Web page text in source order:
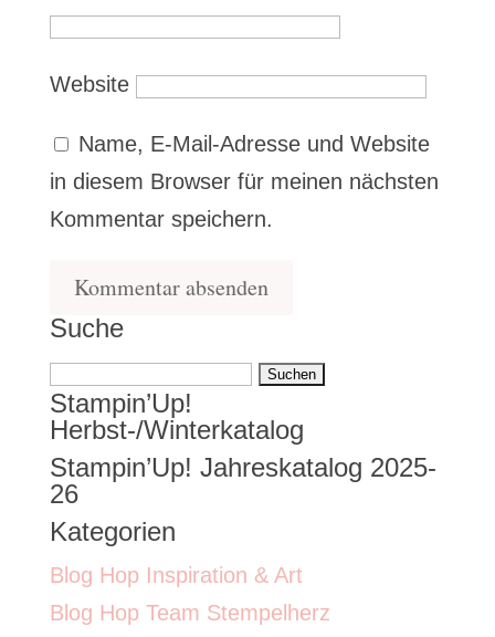
Website
Name, E-Mail-Adresse und Website
in diesem Browser für meinen nächsten
Kommentar speichern.
Suche
Suchen
nach:
Stampin’Up!
Herbst-/Winterkatalog
Stampin’Up! Jahreskatalog 2025-
26
Kategorien
Blog Hop Inspiration & Art
Blog Hop Team Stempelherz